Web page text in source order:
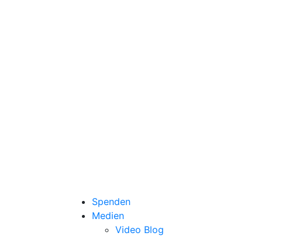
Spenden
Medien
Video Blog